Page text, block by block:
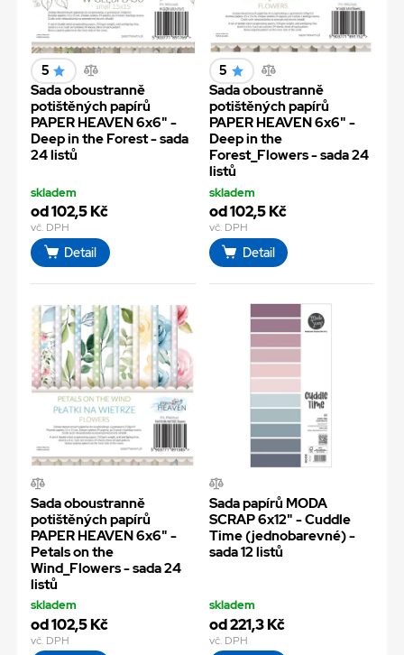
5
Sada oboustranně
potištěných papírů
PAPER HEAVEN 6x6" -
Deep in the Forest - sada
24 listů
skladem
od 102,5 Kč
vč. DPH
Detail
5
Sada oboustranně
potištěných papírů
PAPER HEAVEN 6x6" -
Deep in the
Forest_Flowers - sada 24
listů
skladem
od 102,5 Kč
vč. DPH
Detail
Sada oboustranně
potištěných papírů
PAPER HEAVEN 6x6" -
Petals on the
Wind_Flowers - sada 24
listů
skladem
od 102,5 Kč
vč. DPH
Sada papírů MODA
SCRAP 6x12" - Cuddle
Time (jednobarevné) -
sada 12 listů
skladem
od 221,3 Kč
vč. DPH